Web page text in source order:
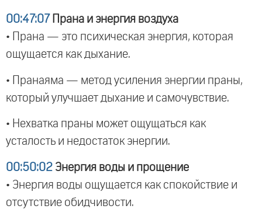
00:47:07 Прана и энергия воздуха
• Прана — это психическая энергия, которая
ощущается как дыхание.
• Пранаяма — метод усиления энергии праны,
который улучшает дыхание и самочувствие.
• Нехватка праны может ощущаться как
усталость и недостаток энергии.
00:50:02 Энергия воды и прощение
• Энергия воды ощущается как спокойствие и
отсутствие обидчивости.